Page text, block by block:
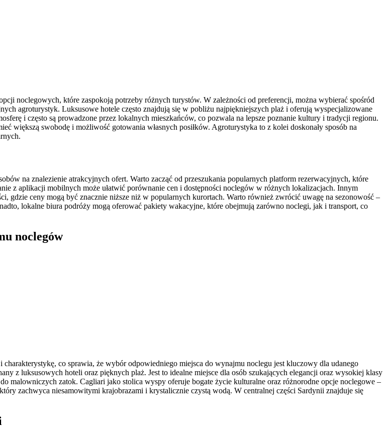
noclegowych, które zaspokoją potrzeby różnych turystów. W zależności od preferencji, można wybierać spośród
agroturystyk. Luksusowe hotele często znajdują się w pobliżu najpiękniejszych plaż i oferują wyspecjalizowane
i często są prowadzone przez lokalnych mieszkańców, co pozwala na lepsze poznanie kultury i tradycji regionu.
większą swobodę i możliwość gotowania własnych posiłków. Agroturystyka to z kolei doskonały sposób na
na znalezienie atrakcyjnych ofert. Warto zacząć od przeszukania popularnych platform rezerwacyjnych, które
z aplikacji mobilnych może ułatwić porównanie cen i dostępności noclegów w różnych lokalizacjach. Innym
gdzie ceny mogą być znacznie niższe niż w popularnych kurortach. Warto również zwrócić uwagę na sezonowość –
lokalne biura podróży mogą oferować pakiety wakacyjne, które obejmują zarówno noclegi, jak i transport, co
noclegów
co sprawia, że wybór odpowiedniego miejsca do wynajmu noclegu jest kluczowy dla udanego
z luksusowych hoteli oraz pięknych plaż. Jest to idealne miejsce dla osób szukających elegancji oraz wysokiej klasy
malowniczych zatok. Cagliari jako stolica wyspy oferuje bogate życie kulturalne oraz różnorodne opcje noclegowe –
zachwyca niesamowitymi krajobrazami i krystalicznie czystą wodą. W centralnej części Sardynii znajduje się